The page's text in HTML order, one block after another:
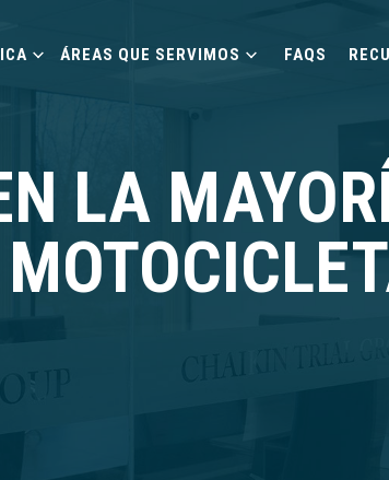
ÁREAS QUE SERVIMOS FAQS
LA